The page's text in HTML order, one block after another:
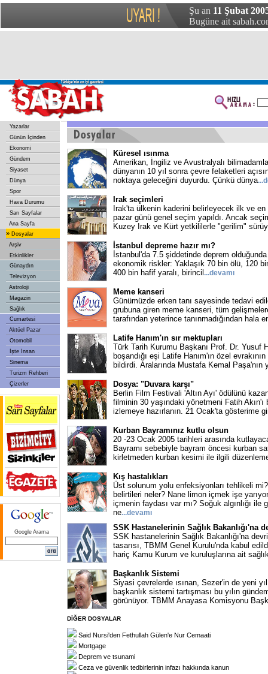
Şu an 11 Şubat
Bugüne ait
Yazarlar
Günün İçinden
Ekonomi
Gündem
Siyaset
Dünya
Spor
Hava Durumu
Sarı Sayfalar
Ana Sayfa
» Dosyalar
Arşiv
Etkinlikler
Günaydın
Televizyon
Astroloji
Magazin
Sağlık
Cumartesi
Aktüel Pazar
Otomobil
İşte İnsan
Sinema
Turizm Rehberi
Çizerler
Google Arama
Küresel ısınma
Amerikan, İngiliz ve Avustralyalı
dünyanın 10 yıl sonra çevre felaketleri
noktaya geleceğini duyurdu. Çünkü dünya...
Irak seçimleri
Irak'ta ülkenin kaderini belirleyecek ilk ve en
pazar günü genel seçim yapıldı. Ancak
Kuzey Irak ve Kürt yetkililerle "gerilim"
İstanbul depreme hazır mı?
İstanbul'da 7.5 şiddetinde deprem
ekonomik riskler: Yaklaşık 70 bin ölü, 120
400 bin hafif yaralı, birincil ...devamı
Meme kanseri
Günümüzde erken tanı sayesinde tedavi
grubuna giren meme kanseri, tüm
tarafından yeterince tanınmadığından hala
Latife Hanım'ın sır mektupları
Türk Tarih Kurumu Başkanı Prof. Dr. Yusuf
boşandığı eşi Latife Hanım'ın özel
bildirdi. Aralarında Mustafa Kemal Paşa'nın
Dosya: "Duvara karşı"
Berlin Film Festivali 'Altın Ayı' ödülünü
filminin 30 yaşındaki yönetmeni Fatih
izlemeye hazırlanın. 21 Ocak'ta gösterime
Kurban Bayramınız kutlu olsun
20 -23 Ocak 2005 tarihleri arasında
Bayramı sebebiyle bayram öncesi kurban
kirletmeden kurban kesimi ile ilgili
Kış hastalıkları
Üst solunum yolu enfeksiyonları tehlikeli
belirtileri neler? Nane limon içmek işe
içmenin faydası var mı? Soğuk algınlığı ile
ne...devamı
SSK Hastanelerinin Sağlık Bakanlığı'na
SSK hastanelerinin Sağlık Bakanlığı'na
tasarısı, TBMM Genel Kurulu'nda kabul
hariç Kamu Kurum ve kuruluşlarına ait
Başkanlık Sistemi
Siyasi çevrelerde ısınan, Sezer'in de yeni
başkanlık sistemi tartışması bu yılın
görünüyor. TBMM Anayasa Komisyonu
DİĞER DOSYALAR
Said Nursi'den Fethullah Gülen'e Nur Cemaati
Mortgage
Deprem ve tsunami
Ceza ve güvenlik tedbirlerinin infazı hakkında kanun